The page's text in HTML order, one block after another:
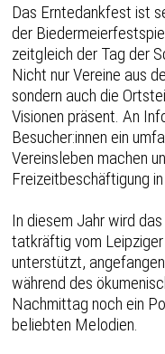
Das Erntedankfest ist
der
zeitgleich der Tag der
Nicht nur Vereine aus
sondern auch die
Visionen präsent. An
Besucher:innen ein
Vereinsleben machen
Freizeitbeschäftigung
In diesem Jahr wird
tatkräftig vom
unterstützt,
während des
Nachmittag noch ein
beliebten Melodien.